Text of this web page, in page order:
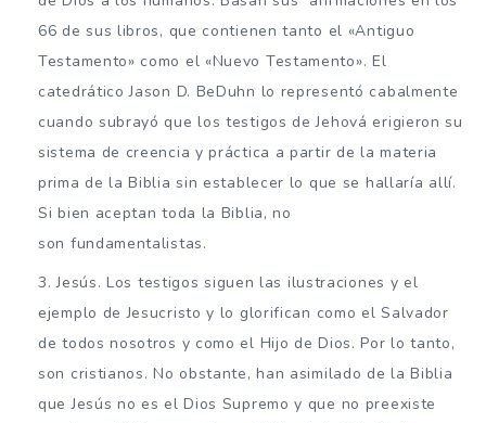
66 de sus libros, que contienen tanto el «Antiguo
Testamento» como el «Nuevo Testamento». El
catedrático Jason D. BeDuhn lo representó cabalmente
cuando subrayó que los testigos de Jehová erigieron su
sistema de creencia y práctica a partir de la materia
prima de la Biblia sin establecer lo que se hallaría allí.
Si bien aceptan toda la Biblia, no
son fundamentalistas.
Jesús. Los testigos siguen las ilustraciones y el
ejemplo de Jesucristo y lo glorifican como el Salvador
de todos nosotros y como el Hijo de Dios. Por lo tanto,
son cristianos. No obstante, han asimilado de la Biblia
que Jesús no es el Dios Supremo y que no preexiste